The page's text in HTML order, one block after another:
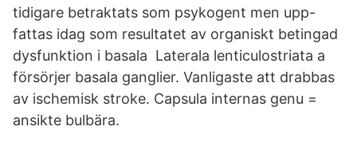
tidigare betraktats som psykogent men upp-
fattas idag som resultatet av organiskt betingad
dysfunktion i basala Laterala lenticulostriata a
försörjer basala ganglier. Vanligaste att drabbas
av ischemisk stroke. Capsula internas genu =
ansikte bulbära.